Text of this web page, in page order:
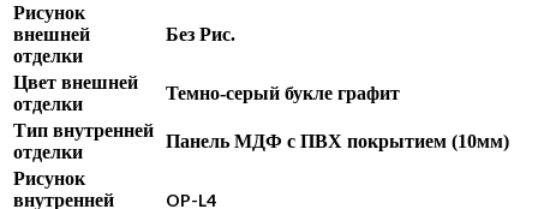
Рисунок
внешней
отделки
Без Рис.
Цвет внешней
отделки
Темно-серый букле графит
Тип внутренней
отделки
Панель МДФ с ПВХ покрытием (10мм)
Рисунок
внутренней
OP-L4